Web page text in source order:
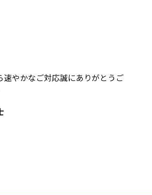
速やかなご対応誠にありがとうご